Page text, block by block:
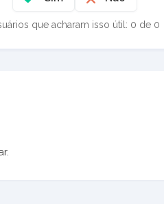
que acharam isso útil: 0 de 0